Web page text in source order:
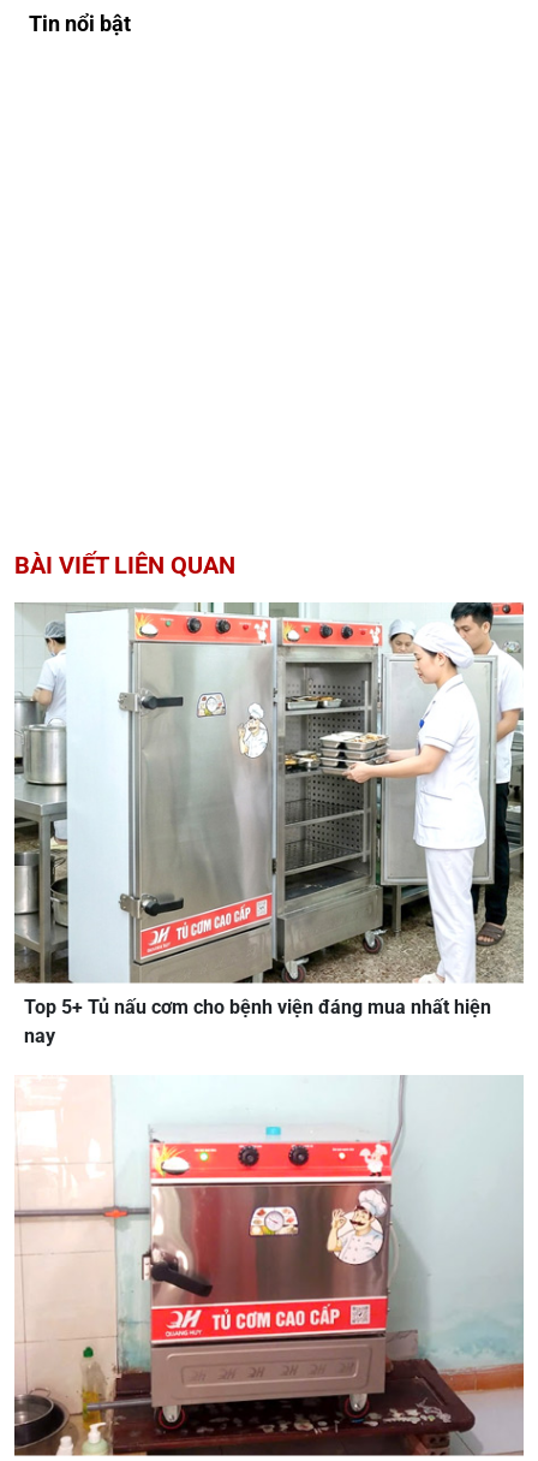
Tin nổi bật
BÀI VIẾT LIÊN QUAN
Top 5+ Tủ nấu cơm cho bệnh viện đáng mua nhất hiện
nay